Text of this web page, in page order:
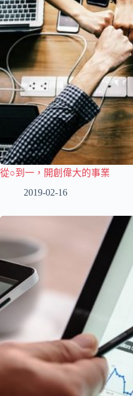
從○到一，開創偉大的事業
2019-02-16